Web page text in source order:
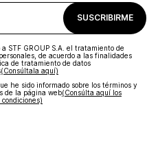
SUSCRIBIRME
a STF GROUP S.A. el tratamiento de
de acuerdo a las finalidades
de tratamiento de datos
(Consúltala aquí)
he sido informado sobre los términos y
de la página web‎(Consúlta aquí los